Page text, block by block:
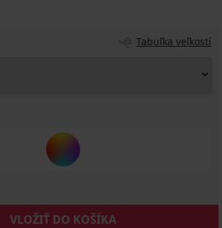
Tabuľka veľkostí
VLOŽIŤ DO KOŠÍKA